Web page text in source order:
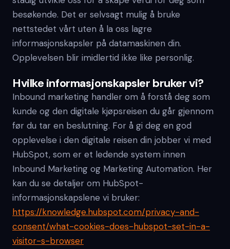
besøkende. Det er selvsagt mulig å bruke
nettstedet vårt uten å la oss lagre
informasjonskapsler på datamaskinen din.
Opplevelsen blir imidlertid ikke like personlig.
Hvilke informasjonskapsler bruker vi?
Inbound marketing handler om å forstå deg som
kunde og den digitale kjøpsreisen du går gjennom
før du tar en beslutning. For å gi deg en god
opplevelse i den digitale reisen din jobber vi med
HubSpot, som er et ledende system innen
Inbound Marketing og Marketing Automation. Her
kan du se detaljer om HubSpot-
informasjonskapslene vi bruker:
https://knowledge.hubspot.com/privacy-and-
consent/what-cookies-does-hubspot-set-in-a-
visitor-s-browser